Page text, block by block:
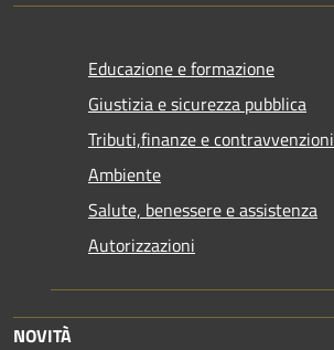
Educazione e formazione
Giustizia e sicurezza pubblica
Tributi,finanze e contravvenzioni
Ambiente
Salute, benessere e assistenza
Autorizzazioni
NOVITÀ